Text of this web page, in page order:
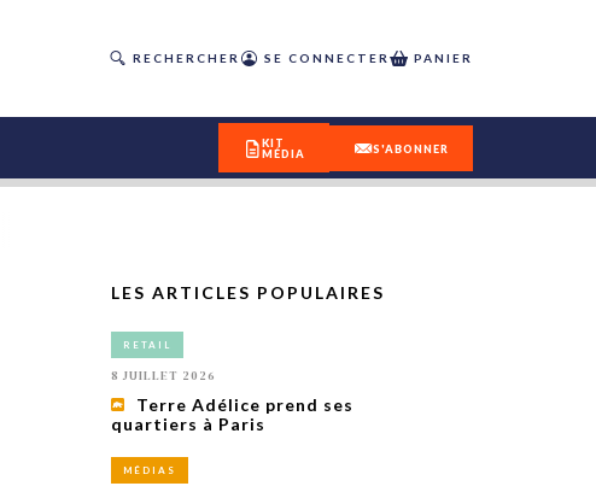
RECHERCHER SE CONNECTER PANIER
KIT
MÉDIA
S'ABONNER
LES ARTICLES POPULAIRES
RETAIL
8 JUILLET 2026
Terre Adélice prend ses
quartiers à Paris
MÉDIAS